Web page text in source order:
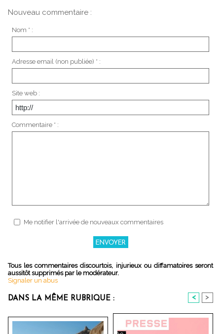
Nouveau commentaire :
Nom * :
Adresse email (non publiée) * :
Site web :
Commentaire * :
Me notifier l'arrivée de nouveaux commentaires
Tous les commentaires discourtois, injurieux ou diffamatoires seront
aussitôt supprimés par le modérateur.
Signaler un abus
DANS LA MÊME RUBRIQUE : < >